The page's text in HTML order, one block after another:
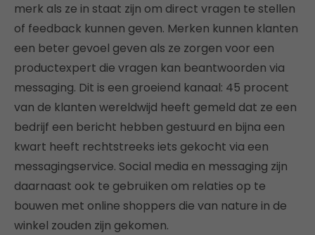
merk als ze in staat zijn om direct vragen te stellen
of feedback kunnen geven. Merken kunnen klanten
een beter gevoel geven als ze zorgen voor een
productexpert die vragen kan beantwoorden via
messaging. Dit is een groeiend kanaal: 45 procent
van de klanten wereldwijd heeft gemeld dat ze een
bedrijf een bericht hebben gestuurd en bijna een
kwart heeft rechtstreeks iets gekocht via een
messagingservice. Social media en messaging zijn
daarnaast ook te gebruiken om relaties op te
bouwen met online shoppers die van nature in de
winkel zouden zijn gekomen.